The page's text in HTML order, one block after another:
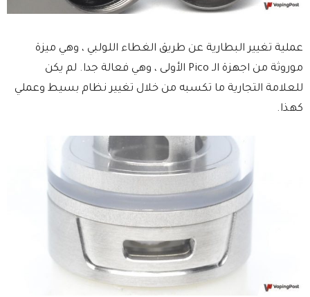
عملية تغيير البطارية عن طريق الغطاء اللولبي ، وهي ميزة
موروثة من اجهزة الـ Pico الأولى ، وهي فعالة جدا. لم يكن
للعلامة التجارية ما تكسبه من خلال تغيير نظام بسيط وعملي
كهذا.